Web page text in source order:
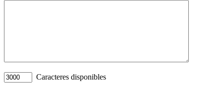
Caracteres disponibles